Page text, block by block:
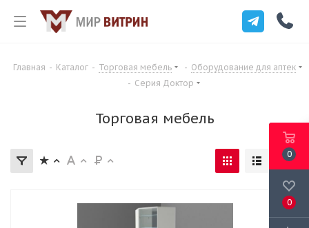
Главная - Каталог - Торговая мебель - Оборудование для аптек
- Серия Доктор
Торговая мебель
0
0